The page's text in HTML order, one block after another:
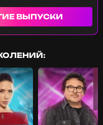
ВЫПУСКИ